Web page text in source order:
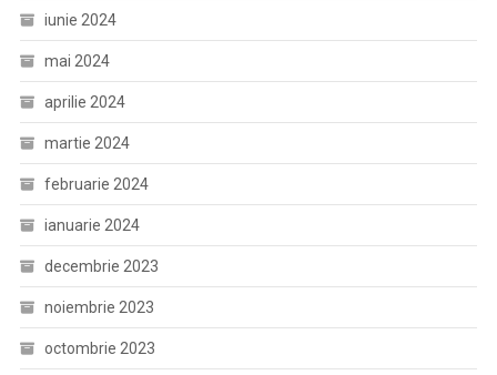
iunie 2024
mai 2024
aprilie 2024
martie 2024
februarie 2024
ianuarie 2024
decembrie 2023
noiembrie 2023
octombrie 2023